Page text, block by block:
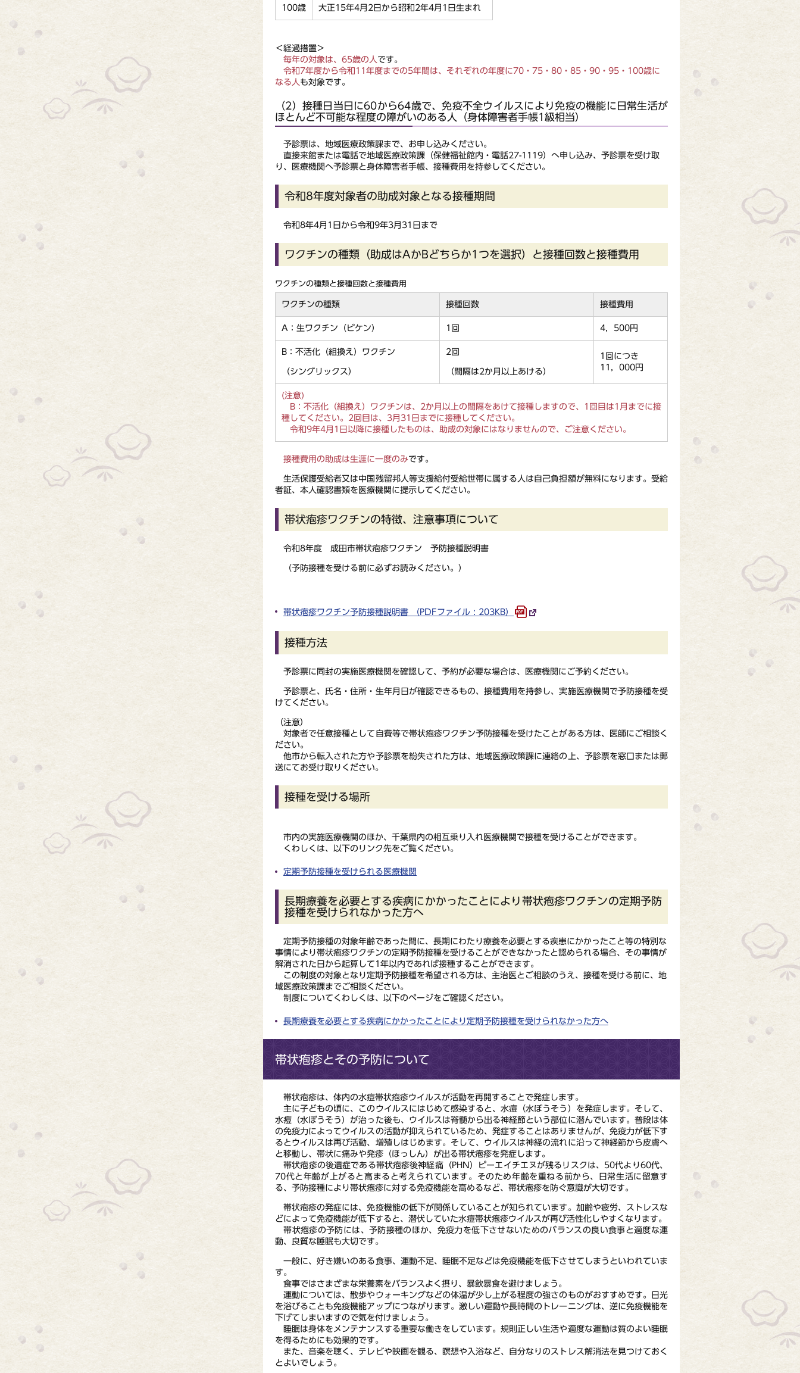
100歳 大正15年4月2日から昭和2年4月1日生まれ
＜経過措置＞
毎年の対象は、65歳の人 です。
令和7年度から令和11年度までの5年間は、それぞれの年度に70・75・80・85・90・95・100歳に
なる人 も対象です。
（2）接種日当日に60から64歳で、免疫不全ウイルスにより免疫の機能に日常生活が
ほとんど不可能な程度の障がいのある人（身体障害者手帳1級相当）
予診票は、地域医療政策課まで、お申し込みください。
直接来館または電話で地域医療政策課（保健福祉館内・電話27-1119）へ申し込み、予診票を受け取
り、医療機関へ予診票と身体障害者手帳、接種費用を持参してください。
令和8年度対象者の助成対象となる接種期間
令和8年4月1日から令和9年3月31日まで
ワクチンの種類（助成はAかBどちらか1つを選択）と接種回数と接種費用
ワクチンの種類と接種回数と接種費用
ワクチンの種類 接種回数 接種費用
A：生ワクチン（ビケン） 1回 4，500円
B：不活化（組換え）ワクチン
（シングリックス）
2回
（間隔は2か月以上あける）
1回につき
11，000円
(注意)
B：不活化（組換え）ワクチンは、2か月以上の間隔をあけて接種しますので、1回目は1月までに接
種してください。2回目は、3月31日までに接種してください。
令和9年4月1日以降に接種したものは、助成の対象にはなりませんので、ご注意ください。
接種費用の助成は生涯に一度のみです。
生活保護受給者又は中国残留邦人等支援給付受給世帯に属する人は自己負担額が無料になります。受給
者証、本人確認書類を医療機関に提示してください。
帯状疱疹ワクチンの特徴、注意事項について
令和8年度 成田市帯状疱疹ワクチン 予防接種説明書
（予防接種を受ける前に必ずお読みください。）
帯状疱疹ワクチン予防接種説明書 （PDFファイル : 203KB）
接種方法
予診票に同封の実施医療機関を確認して、予約が必要な場合は、医療機関にご予約ください。
予診票と、氏名・住所・生年月日が確認できるもの、接種費用を持参し、実施医療機関で予防接種を受
けてください。
（注意）
対象者で任意接種として自費等で帯状疱疹ワクチン予防接種を受けたことがある方は、医師にご相談く
ださい。
他市から転入された方や予診票を紛失された方は、地域医療政策課に連絡の上、予診票を窓口または郵
送にてお受け取りください。
接種を受ける場所
市内の実施医療機関のほか、千葉県内の相互乗り入れ医療機関で接種を受けることができます。
くわしくは、以下のリンク先をご覧ください。
定期予防接種を受けられる医療機関
長期療養を必要とする疾病にかかったことにより帯状疱疹ワクチンの定期予防
接種を受けられなかった方へ
定期予防接種の対象年齢であった間に、長期にわたり療養を必要とする疾患にかかったこと等の特別な
事情により帯状疱疹ワクチンの定期予防接種を受けることができなかったと認められる場合、その事情が
解消された日から起算して1年以内であれば接種することができます。
この制度の対象となり定期予防接種を希望される方は、主治医とご相談のうえ、接種を受ける前に、地
域医療政策課までご相談ください。
制度についてくわしくは、以下のページをご確認ください。
長期療養を必要とする疾病にかかったことにより定期予防接種を受けられなかった方へ
帯状疱疹とその予防について
帯状疱疹は、体内の水痘帯状疱疹ウイルスが活動を再開することで発症します。
主に子どもの頃に、このウイルスにはじめて感染すると、水痘（水ぼうそう）を発症します。そして、
水痘（水ぼうそう）が治った後も、ウイルスは脊髄から出る神経節という部位に潜んでいます。普段は体
の免疫力によってウイルスの活動が抑えられているため、発症することはありませんが、免疫力が低下す
るとウイルスは再び活動、増殖しはじめます。そして、ウイルスは神経の流れに沿って神経節から皮膚へ
と移動し、帯状に痛みや発疹（ほっしん）が出る帯状疱疹を発症します。
帯状疱疹の後遺症である帯状疱疹後神経痛（PHN）ピーエイチエヌが残るリスクは、50代より60代、
70代と年齢が上がると高まると考えられています。そのため年齢を重ねる前から、日常生活に留意す
る、予防接種により帯状疱疹に対する免疫機能を高めるなど、帯状疱疹を防ぐ意識が大切です。
帯状疱疹の発症には、免疫機能の低下が関係していることが知られています。加齢や疲労、ストレスな
どによって免疫機能が低下すると、潜伏していた水痘帯状疱疹ウイルスが再び活性化しやすくなります。
帯状疱疹の予防には、予防接種のほか、免疫力を低下させないためのバランスの良い食事と適度な運
動、良質な睡眠も大切です。
一般に、好き嫌いのある食事、運動不足、睡眠不足などは免疫機能を低下させてしまうといわれていま
す。
食事ではさまざまな栄養素をバランスよく摂り、暴飲暴食を避けましょう。
運動については、散歩やウォーキングなどの体温が少し上がる程度の強さのものがおすすめです。日光
を浴びることも免疫機能アップにつながります。激しい運動や長時間のトレーニングは、逆に免疫機能を
下げてしまいますので気を付けましょう。
睡眠は身体をメンテナンスする重要な働きをしています。規則正しい生活や適度な運動は質のよい睡眠
を得るためにも効果的です。
また、音楽を聴く、テレビや映画を観る、瞑想や入浴など、自分なりのストレス解消法を見つけておく
とよいでしょう。